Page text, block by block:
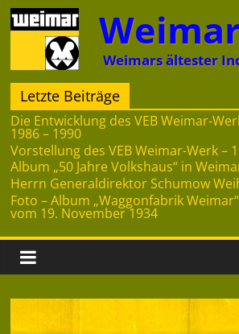
Zum
Inhalt
springen
Weimars ältester
Letzte Beiträge
Die Entwicklung des VEB Weimar-
1986 – 1990
Vorstellung des VEB Weimar-Werk –
Album „50 Jahre Volkshaus“ in
Herrn Generaldirektor Schumow
Foto – Album „Waggonfabrik Weimar“
vom 19. November 1934